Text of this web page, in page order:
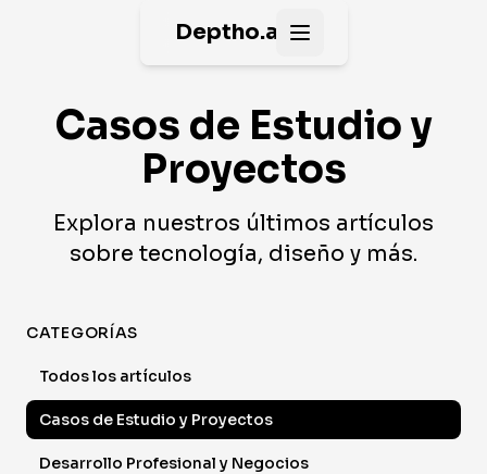
Deptho.ai Open main menu
Casos de Estudio y
Proyectos
Explora nuestros últimos artículos
sobre tecnología, diseño y más.
CATEGORÍAS
Todos los artículos
Casos de Estudio y Proyectos
Desarrollo Profesional y Negocios